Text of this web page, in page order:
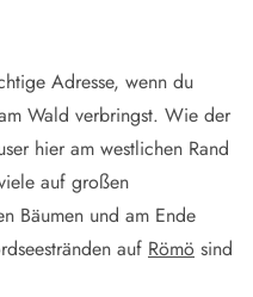
Adresse, wenn du
Wald verbringst. Wie der
hier am westlichen Rand
auf großen
Bäumen und am Ende
auf Römö sind